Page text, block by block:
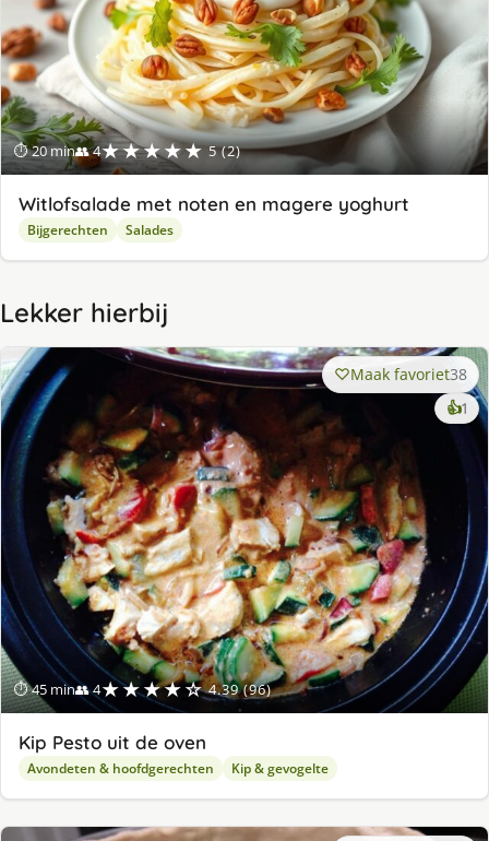
⏱ 20 min👥 4★★★★★ 5 (2)
Witlofsalade met noten en magere yoghurt
Bijgerechten Salades
Lekker hierbij
⏱ 45 min👥 4★★★★☆ 4.39 (96)
Maak favoriet38
👍1
Kip Pesto uit de oven
Avondeten & hoofdgerechten Kip & gevogelte